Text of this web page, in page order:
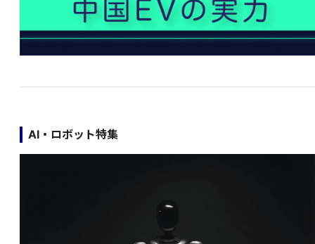
AI・ロボット特集